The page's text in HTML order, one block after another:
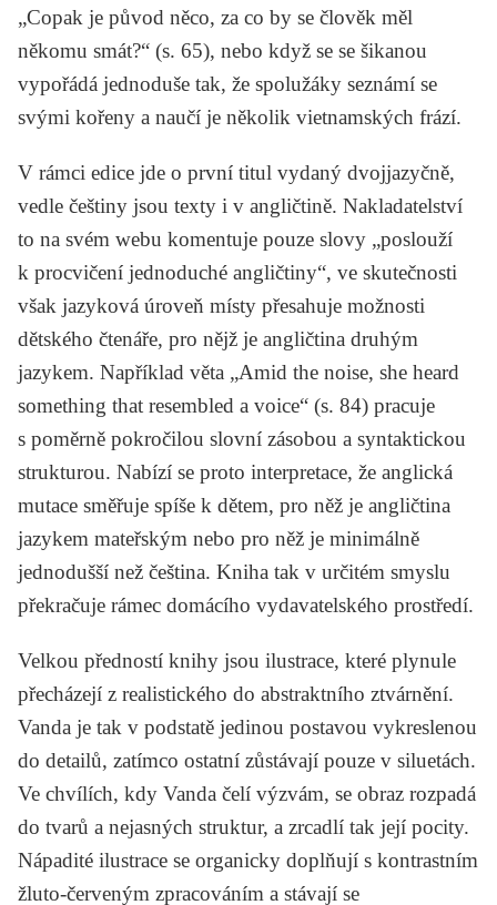
„Copak je původ něco, za co by se člověk měl
někomu smát?“ (s. 65), nebo když se se šikanou
vypořádá jednoduše tak, že spolužáky seznámí se
svými kořeny a naučí je několik vietnamských frází.
V rámci edice jde o první titul vydaný dvojjazyčně,
vedle češtiny jsou texty i v angličtině. Nakladatelství
to na svém webu komentuje pouze slovy „poslouží
k procvičení jednoduché angličtiny“, ve skutečnosti
však jazyková úroveň místy přesahuje možnosti
dětského čtenáře, pro nějž je angličtina druhým
jazykem. Například věta „Amid the noise, she heard
something that resembled a voice“ (s. 84) pracuje
s poměrně pokročilou slovní zásobou a syntaktickou
strukturou. Nabízí se proto interpretace, že anglická
mutace směřuje spíše k dětem, pro něž je angličtina
jazykem mateřským nebo pro něž je minimálně
jednodušší než čeština. Kniha tak v určitém smyslu
překračuje rámec domácího vydavatelského prostředí.
Velkou předností knihy jsou ilustrace, které plynule
přecházejí z realistického do abstraktního ztvárnění.
Vanda je tak v podstatě jedinou postavou vykreslenou
do detailů, zatímco ostatní zůstávají pouze v siluetách.
Ve chvílích, kdy Vanda čelí výzvám, se obraz rozpadá
do tvarů a nejasných struktur, a zrcadlí tak její pocity.
Nápadité ilustrace se organicky doplňují s kontrastním
žluto-červeným zpracováním a stávají se